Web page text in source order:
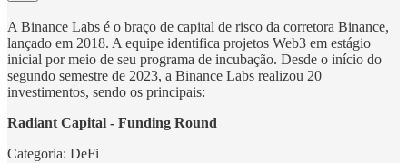
A Binance Labs é o braço de capital de risco da corretora Binance,
lançado em 2018. A equipe identifica projetos Web3 em estágio
inicial por meio de seu programa de incubação. Desde o início do
segundo semestre de 2023, a Binance Labs realizou 20
investimentos, sendo os principais:
Radiant Capital - Funding Round
Categoria: DeFi